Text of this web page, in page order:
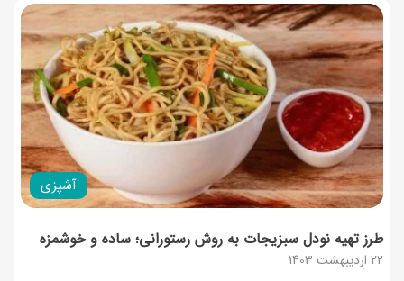
آشپزی
22 اردیبهشت 1403
طرز تهیه نودل سبزیجات به روش رستورانی؛ ساده و خوشمزه